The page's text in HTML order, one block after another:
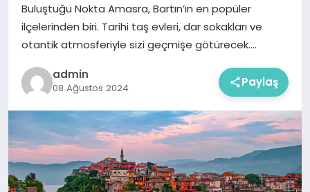
Buluştuğu Nokta Amasra, Bartın’ın en popüler
ilçelerinden biri. Tarihi taş evleri, dar sokakları ve
otantik atmosferiyle sizi geçmişe götürecek….
admin
08 Ağustos 2024 Paylaş